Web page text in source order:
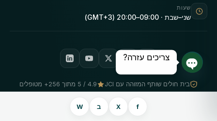
f
X ב W
שעות
שני–שבת · 09:00–20:00 (GMT+3)
בית חולים שותף המזוהה עם JCI 4.9 / 5 מתוך 256+ מטופלים
דברו איתנו בוואטסאפ
צריכים עזרה?
צ'אט פתוח